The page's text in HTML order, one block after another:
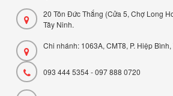
20 Tôn Đức Thắng (Cửa 5, Chợ Long
Tây Ninh.
Chi nhánh: 1063A, CMT8, P. Hiệp Bình,
093 444 5354 - 097 888 0720